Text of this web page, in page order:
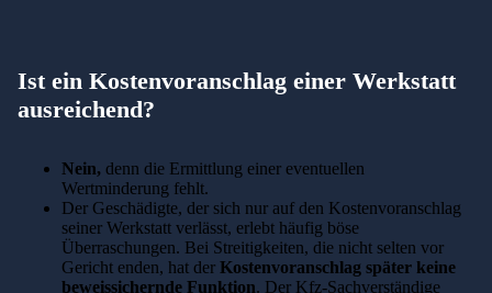
Ist ein Kostenvoranschlag einer Werkstatt
ausreichend?
Nein, denn die Ermittlung einer eventuellen
Wertminderung fehlt.
Der Geschädigte, der sich nur auf den Kostenvoranschlag
seiner Werkstatt verlässt, erlebt häufig böse
Überraschungen. Bei Streitigkeiten, die nicht selten vor
Gericht enden, hat der Kostenvoranschlag später keine
beweissichernde Funktion. Der Kfz-Sachverständige